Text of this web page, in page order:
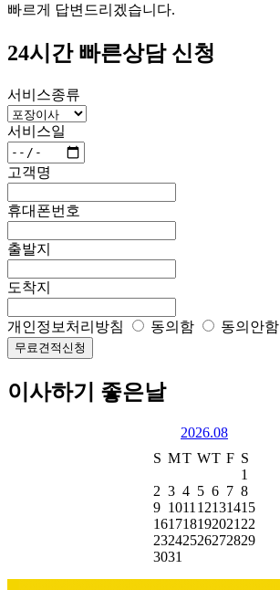
빠르게 답변드리겠습니다.
24시간 빠른상담 신청
서비스종류
서비스일
고객명
휴대폰번호
출발지
도착지
개인정보처리방침 동의함 동의안함
무료견적신청
이사하기 좋은날
2026.08
S MT WT F S
1
2 3 4 5 6 7 8
9 1011 12131415
161718192021 22
23242526272829
3031